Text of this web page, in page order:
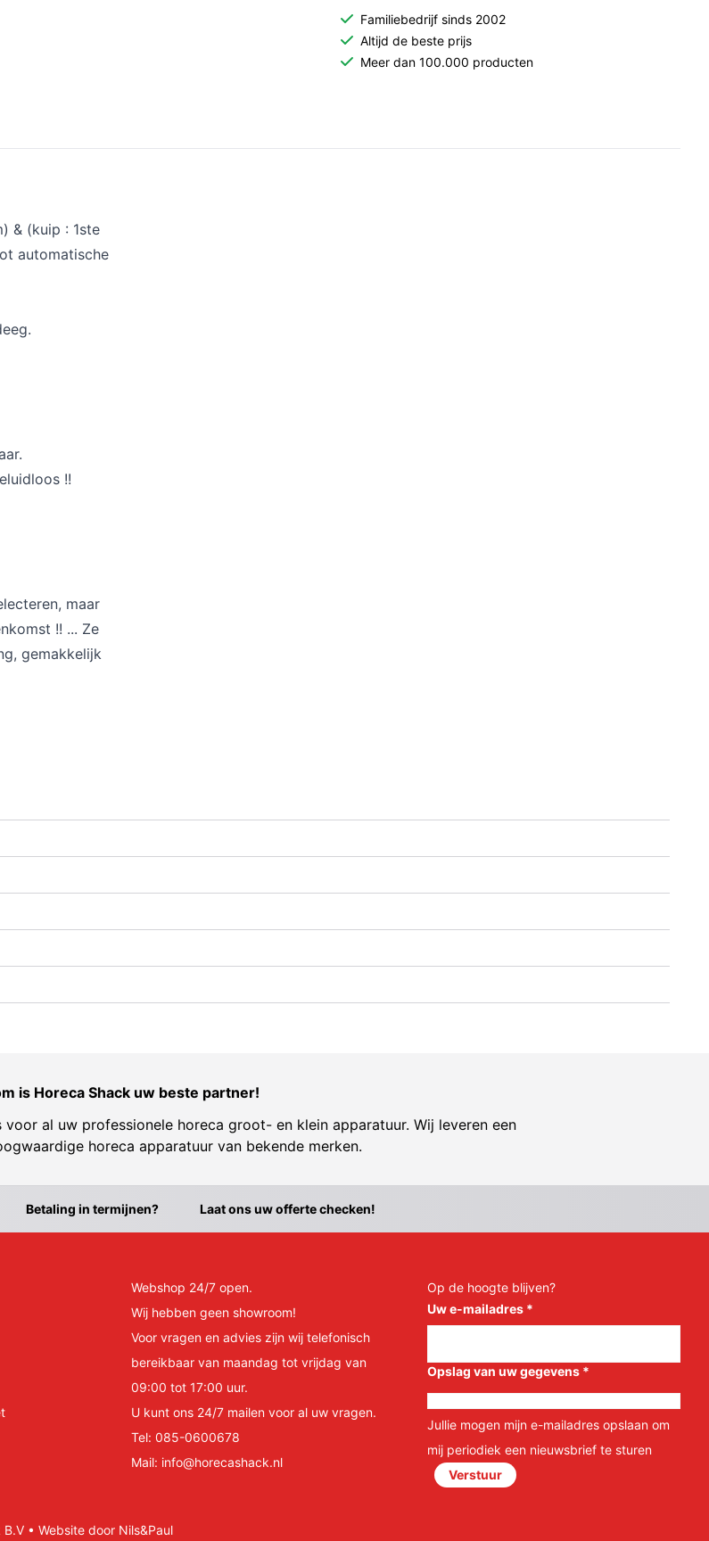
Familiebedrijf sinds 2002
Altijd de beste prijs
Meer dan 100.000 producten
& (kuip : 1ste
automatische
!!
maar
!! ... Ze
gemakkelijk
is Horeca Shack uw beste partner!
al uw professionele horeca groot- en klein apparatuur. Wij leveren een
horeca apparatuur van bekende merken.
Betaling in termijnen? Laat ons uw offerte checken!
Webshop 24/7 open.
Wij hebben geen showroom!
Voor vragen en advies zijn wij telefonisch
bereikbaar van maandag tot vrijdag van
09:00 tot 17:00 uur.
U kunt ons 24/7 mailen voor al uw vragen.
Tel: 085-0600678
Mail: info@horecashack.nl
Op de hoogte blijven?
Uw e-mailadres *
Opslag van uw gegevens *
Jullie mogen mijn e-mailadres opslaan om
mij periodiek een nieuwsbrief te sturen
Verstuur
• Website door Nils&Paul